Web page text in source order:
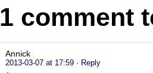
1 comment
Annick
2013-03-07 at 17:59 · Reply